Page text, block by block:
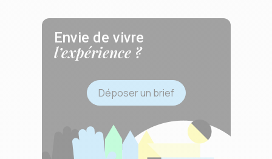
Envie de vivre
l’expérience ?
Déposer un brief